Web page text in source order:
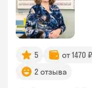
5 от 1470
2 отзыва